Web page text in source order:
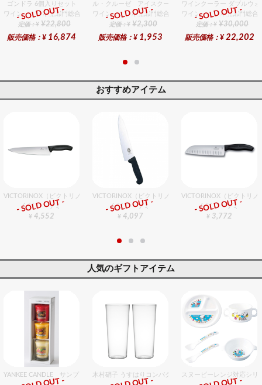
ゴンドラ 6個入りセット
ワイン・バー用品部門総合ﾗﾝｷﾝｸﾞ
定価：¥ ¥22,800
販売価格：¥ 16,874
- SOLD OUT -
ル・クルーゼ アイスクーラースリーブ チェリーレッド
ワイン・バー用品部門総合ﾗﾝｷﾝｸﾞ
定価：¥ ¥2,300
販売価格：¥ 1,953
- SOLD OUT -
ワインクーラー ダブルウ
ワイン・バー用品部門総合
定価：¥ ¥30,000
販売価格：¥ 22,202
- SOLD OUT -
おすすめアイテム
VICTORINOX（ビクトリノックス） ラージシェフナイフ 25cm
包丁・ハサミ
¥ 4,552
- SOLD OUT -
VICTORINOX（ビクトリノックス） プロフェッショナ
包丁・ハサミ
¥ 4,097
- SOLD OUT -
VICTORINOX（ビクトリ
包丁・ハサミ
¥ 3,772
- SOLD OUT -
人気のギフトアイテム
YANKEE CANDLE サンプラー3個・ホルダーセット フルーツ
木村硝子 うすはりコンパクト380cc ゾンビグラスギフト
スヌーピーレンジ対応シリ